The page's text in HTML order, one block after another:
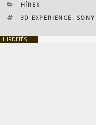
KATEGÓRIÁK
HÍREK
CÍMKÉK
3D EXPERIENCE , SONY
HIRDETÉS